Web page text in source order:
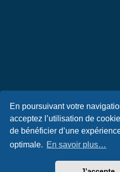
En poursuivant votre
acceptez l’utilisation de
de bénéficier d’une
optimale. En savoir plus…